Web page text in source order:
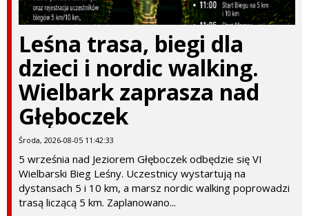
Leśna trasa, biegi dla
dzieci i nordic walking.
Wielbark zaprasza nad
Głęboczek
Środa, 2026-08-05 11:42:33
5 września nad Jeziorem Głęboczek odbędzie się VI
Wielbarski Bieg Leśny. Uczestnicy wystartują na
dystansach 5 i 10 km, a marsz nordic walking poprowadzi
trasą liczącą 5 km. Zaplanowano...